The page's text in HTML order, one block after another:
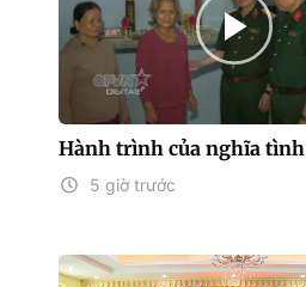
Hành trình của nghĩa tình
5 giờ trước